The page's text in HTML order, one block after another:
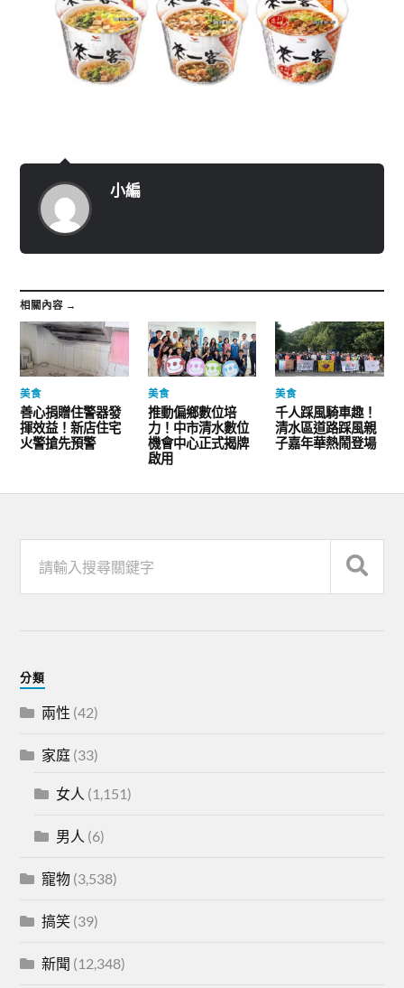
小編
相關內容 →
美食
善心捐贈住警器發
揮效益！新店住宅
火警搶先預警
美食
推動偏鄉數位培
力！中市清水數位
機會中心正式揭牌
啟用
美食
千人踩風騎車趣！
清水區道路踩風親
子嘉年華熱鬧登場
分類
兩性 (42)
家庭 (33)
女人 (1,151)
男人 (6)
寵物 (3,538)
搞笑 (39)
新聞 (12,348)